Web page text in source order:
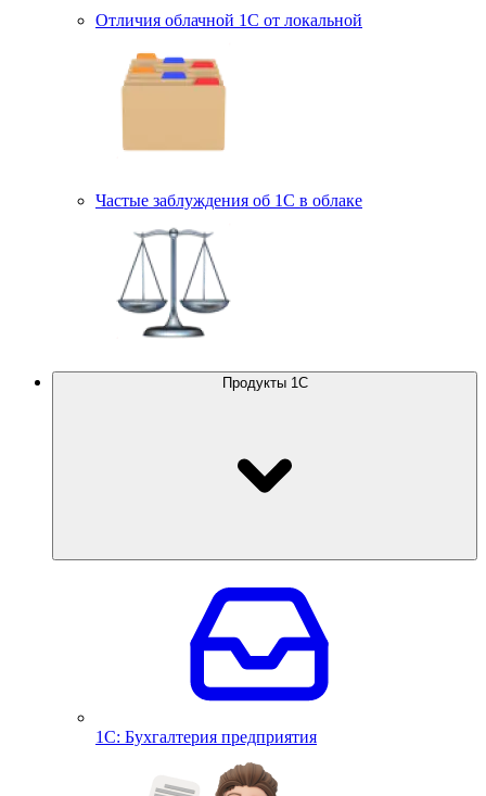
Отличия облачной 1С от локальной
Частые заблуждения об 1С в облаке
Продукты 1С
1С: Бухгалтерия предприятия